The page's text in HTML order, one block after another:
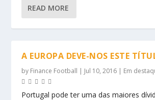
READ MORE
A EUROPA DEVE-NOS ESTE
by Finance Football | Jul 10, 2016 | Em
Portugal pode ter uma das maiores